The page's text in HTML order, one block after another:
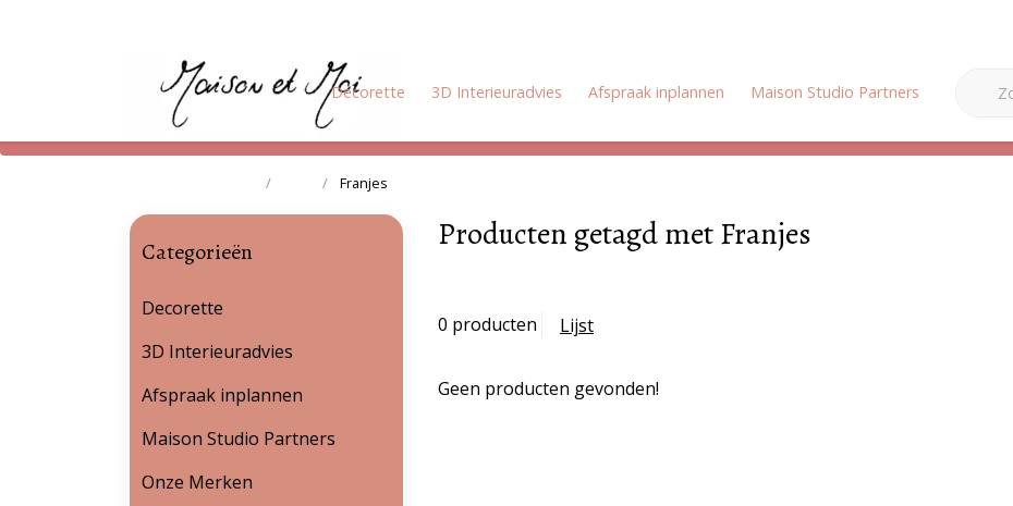
Decorette 3D Interieuradvies Afspraak inplannen Maison Studio Partners Onze
Franjes
Producten getagd met Franjes
0 producten Lijst
Geen producten gevonden!
Categorieën
Decorette
3D Interieuradvies
Afspraak inplannen
Maison Studio Partners
Onze Merken